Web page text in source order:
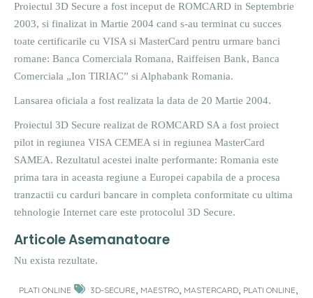
Proiectul 3D Secure a fost inceput de ROMCARD in Septembrie
2003, si finalizat in Martie 2004 cand s-au terminat cu succes
toate certificarile cu VISA si MasterCard pentru urmare banci
romane: Banca Comerciala Romana, Raiffeisen Bank, Banca
Comerciala „Ion TIRIAC” si Alphabank Romania.
Lansarea oficiala a fost realizata la data de 20 Martie 2004.
Proiectul 3D Secure realizat de ROMCARD SA a fost proiect
pilot in regiunea VISA CEMEA si in regiunea MasterCard
SAMEA. Rezultatul acestei inalte performante: Romania este
prima tara in aceasta regiune a Europei capabila de a procesa
tranzactii cu carduri bancare in completa conformitate cu ultima
tehnologie Internet care este protocolul 3D Secure.
Articole Asemanatoare
Nu exista rezultate.
PLATI ONLINE 3D-SECURE, MAESTRO, MASTERCARD, PLATI ONLINE,